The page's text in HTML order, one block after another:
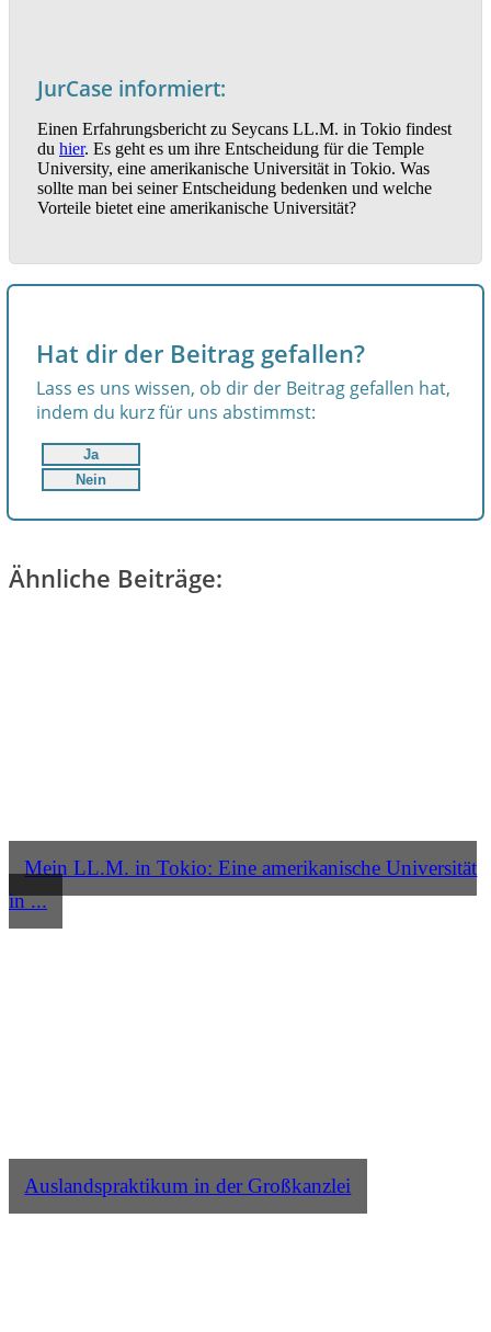
JurCase informiert:
Einen Erfahrungsbericht zu Seycans LL.M. in Tokio findest
du hier. Es geht es um ihre Entscheidung für die Temple
University, eine amerikanische Universität in Tokio. Was
sollte man bei seiner Entscheidung bedenken und welche
Vorteile bietet eine amerikanische Universität?
Hat dir der Beitrag gefallen?
Lass es uns wissen, ob dir der Beitrag gefallen hat,
indem du kurz für uns abstimmst:
Ja
Nein
Ähnliche Beiträge:
Mein LL.M. in Tokio: Eine amerikanische Universität
in ...
Auslandspraktikum in der Großkanzlei